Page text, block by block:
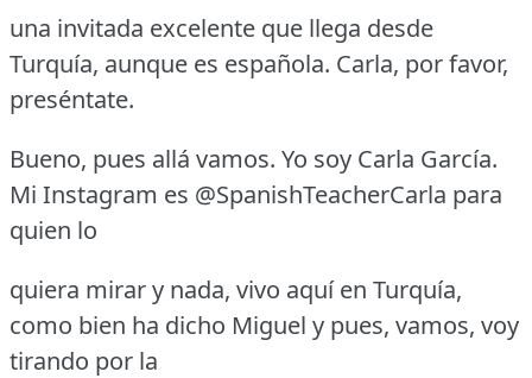
una invitada excelente que llega desde
Turquía, aunque es española. Carla, por favor,
preséntate.
Bueno, pues allá vamos. Yo soy Carla García.
Mi Instagram es @SpanishTeacherCarla para
quien lo
quiera mirar y nada, vivo aquí en Turquía,
como bien ha dicho Miguel y pues, vamos, voy
tirando por la